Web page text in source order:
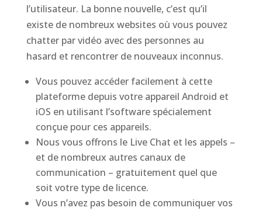
l’utilisateur. La bonne nouvelle, c’est qu’il
existe de nombreux websites où vous pouvez
chatter par vidéo avec des personnes au
hasard et rencontrer de nouveaux inconnus.
Vous pouvez accéder facilement à cette
plateforme depuis votre appareil Android et
iOS en utilisant l’software spécialement
conçue pour ces appareils.
Nous vous offrons le Live Chat et les appels –
et de nombreux autres canaux de
communication – gratuitement quel que
soit votre type de licence.
Vous n’avez pas besoin de communiquer vos